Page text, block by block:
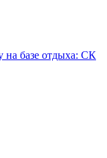
на базе отдыха: СК